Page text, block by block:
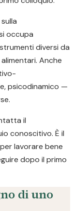
occupa
diversi da
Anche
psicodinamico —
il
conoscitivo. È il
lavorare bene
dopo il primo
di uno